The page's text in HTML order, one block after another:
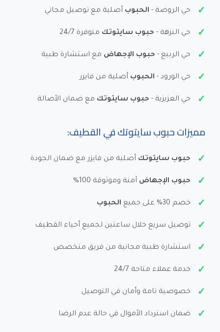
حي الروضة - الحبوب أصلية مع توصيل مجاني
حي النزهة - حبوب سايتوتك متوفرة 24/7
حي الربيع - حبوب الإجهاض مع استشارة طبية
حي الورود - الحبوب أصلية من فايزر
حي العزيزية - حبوب سايتوتك مع ضمان الأصالة
مميزات حبوب سايتوتك في القطيف:
حبوب سايتوتك أصلية من فايزر مع ضمان الجودة
حبوب الإجهاض آمنة وموثوقة 100%
خصم 30% على جميع الحبوب
توصيل سريع خلال ساعتين لجميع أحياء القطيف
استشارة طبية مجانية من فريق متخصص
خدمة عملاء متاحة 24/7
خصوصية تامة وأمان في التوصيل
ضمان استرداد الأموال في حالة عدم الرضا